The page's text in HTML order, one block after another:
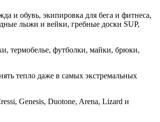
и обувь, экипировка для бега и фитнеса,
лыжи и вейки, гребные доски SUP,
термобелье, футболки, майки, брюки,
тепло даже в самых экстремальных
Genesis, Duotone, Arena, Lizard и